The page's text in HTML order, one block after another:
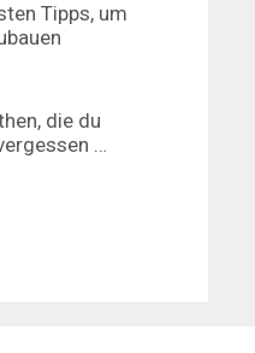
Tipps, um
die du
…